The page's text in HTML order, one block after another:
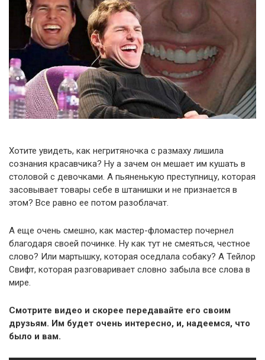
Хотите увидеть, как негритяночка с размаху лишила
сознания красавчика? Ну а зачем он мешает им кушать в
столовой с девочками. А пьяненькую преступницу, которая
засовывает товары себе в штанишки и не признается в
этом? Все равно ее потом разоблачат.
А еще очень смешно, как мастер-фломастер почернел
благодаря своей починке. Ну как тут не смеяться, честное
слово? Или мартышку, которая оседлала собаку? А Тейлор
Свифт, которая разговаривает словно забыла все слова в
мире.
Смотрите видео и скорее передавайте его своим
друзьям. Им будет очень интересно, и, надеемся, что
было и вам.